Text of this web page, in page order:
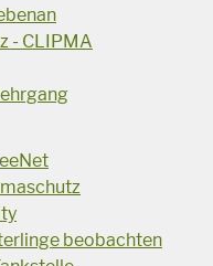
- CLIPMA
beobachten